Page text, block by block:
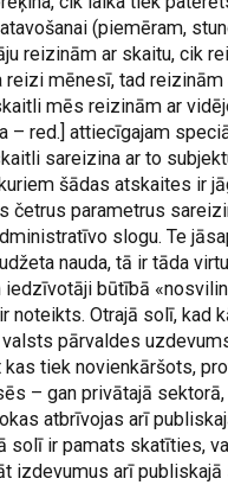
(piemēram,
reizinām ar skaitu, cik
mēnesī, tad reizinām
mēs reizinām ar
– red.] attiecīgajam
sareizina ar to
šādas atskaites ir
četrus parametrus
slogu. Te
nauda, tā ir tāda
būtībā
noteikts. Otrajā solī, kad
pārvaldes
tiek novienkāršots,
– gan privātajā
atbrīvojas arī
solī ir pamats skatīties,
izdevumus arī publiskajā